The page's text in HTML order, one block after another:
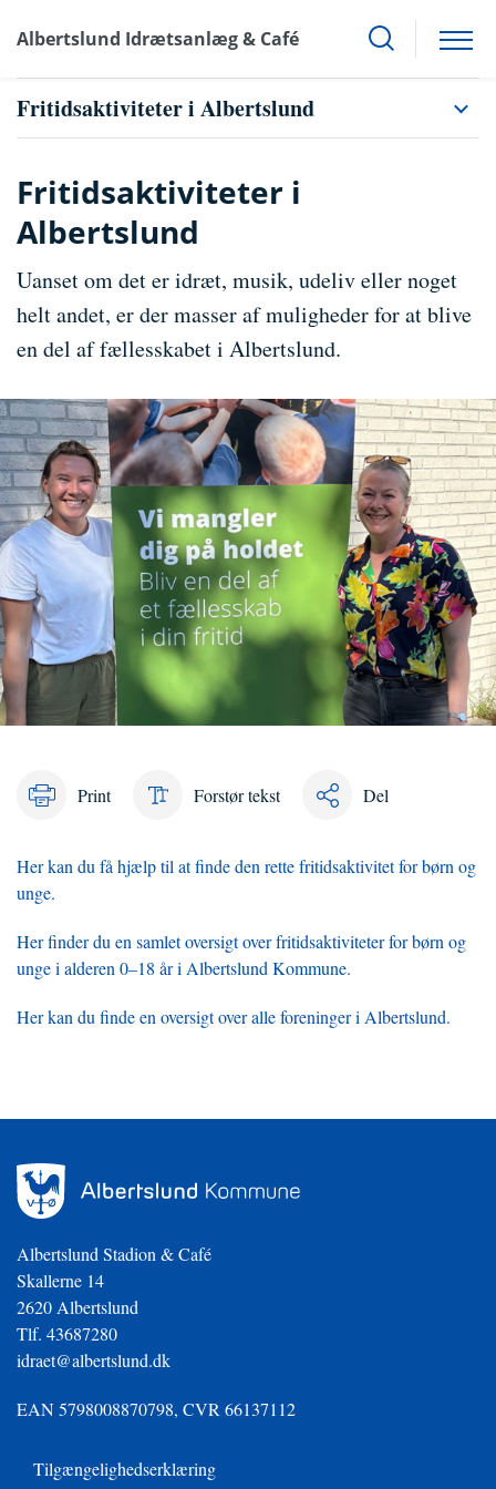
Albertslund Idrætsanlæg & Café
Fritidsaktiviteter i Albertslund
Fritidsaktiviteter i
Albertslund
Uanset om det er idræt, musik, udeliv eller noget
helt andet, er der masser af muligheder for at blive
en del af fællesskabet i Albertslund.
Print Forstør tekst Del
Her kan du få hjælp til at finde den rette fritidsaktivitet for børn og
unge.
Her finder du en samlet oversigt over fritidsaktiviteter for børn og
unge i alderen 0–18 år i Albertslund Kommune.
Her kan du finde en oversigt over alle foreninger i Albertslund.
Albertslund Stadion & Café
Skallerne 14
2620 Albertslund
Tlf. 43687280
idraet@albertslund.dk
EAN 5798008870798, CVR 66137112
Tilgængelighedserklæring